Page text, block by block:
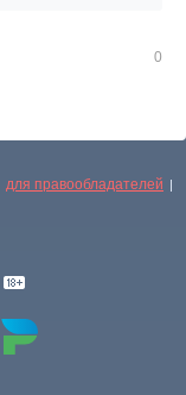
0
для правообладателей |